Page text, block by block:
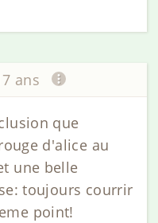
ans
que
d'alice au
une belle
toujours courrir
point!